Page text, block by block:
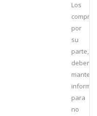
Los
por
su
parte,
deben
para
no